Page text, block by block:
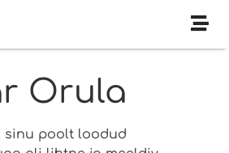
Orula
sinu poolt loodud